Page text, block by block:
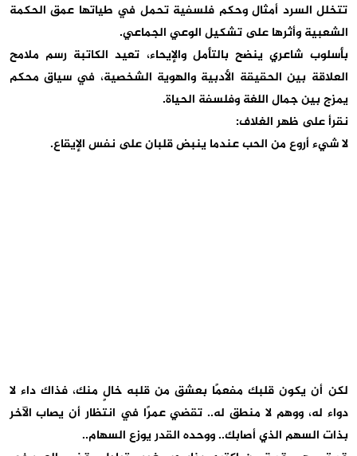
تتخلل السرد أمثال وحكم فلسفية تحمل في طياتها عمق الحكمة
الشعبية وأثرها على تشكيل الوعي الجماعي.
بأسلوب شاعري ينضح بالتأمل والإيحاء، تعيد الكاتبة رسم ملامح
العلاقة بين الحقيقة الأدبية والهوية الشخصية، في سياق محكم
يمزج بين جمال اللغة وفلسفة الحياة.
نقرأ على ظهر الغلاف:
لا شيء أروع من الحب عندما ينبض قلبان على نفس الإيقاع.
لكن أن يكون قلبك مفعمًا بعشق من قلبه خالٍ منك، فذاك داء لا
دواء له، ووهم لا منطق له.. تقضي عمرًا في انتظار أن يصاب الآخر
بذات السهم الذي أصابك.. ووحده القدر يوزع السهام..